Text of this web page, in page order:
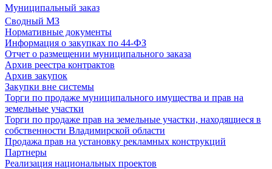
Муниципальный заказ
Сводный МЗ
Нормативные документы
Информация о закупках по 44-ФЗ
Отчет о размещении муниципального заказа
Архив реестра контрактов
Архив закупок
Закупки вне системы
Торги по продаже муниципального имущества и прав на
земельные участки
Торги по продаже прав на земельные участки, находящиеся в
собственности Владимирской области
Продажа прав на установку рекламных конструкций
Партнеры
Реализация национальных проектов